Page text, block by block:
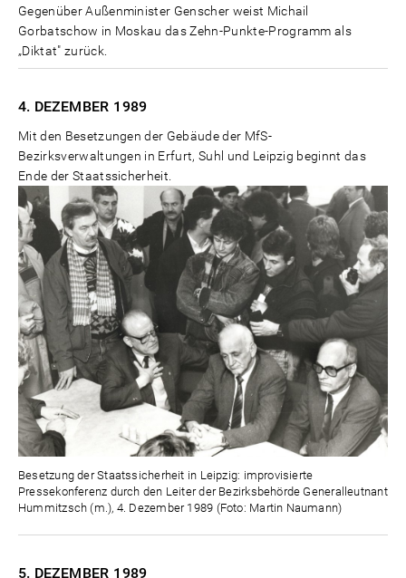
Gegenüber Außenminister Genscher weist Michail
Gorbatschow in Moskau das Zehn-Punkte-Programm als
„Diktat" zurück.
4. DEZEMBER 1989
Mit den Besetzungen der Gebäude der MfS-
Bezirksverwaltungen in Erfurt, Suhl und Leipzig beginnt das
Ende der Staatssicherheit.
Besetzung der Staatssicherheit in Leipzig: improvisierte
Pressekonferenz durch den Leiter der Bezirksbehörde Generalleutnant
Hummitzsch (m.), 4. Dezember 1989 (Foto: Martin Naumann)
5. DEZEMBER 1989